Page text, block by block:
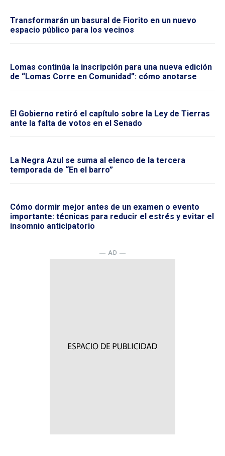
Transformarán un basural de Fiorito en un nuevo
espacio público para los vecinos
Lomas continúa la inscripción para una nueva edición
de “Lomas Corre en Comunidad”: cómo anotarse
El Gobierno retiró el capítulo sobre la Ley de Tierras
ante la falta de votos en el Senado
La Negra Azul se suma al elenco de la tercera
temporada de “En el barro”
Cómo dormir mejor antes de un examen o evento
importante: técnicas para reducir el estrés y evitar el
insomnio anticipatorio
― AD ―